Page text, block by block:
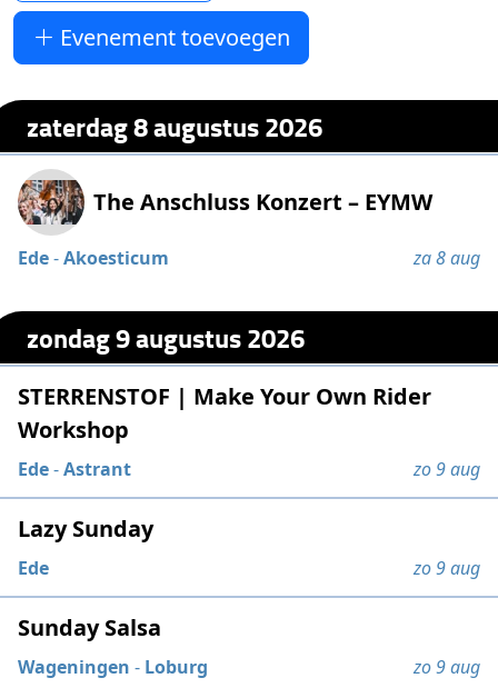
Evenement toevoegen
zaterdag 8 augustus 2026
The Anschluss Konzert – EYMW
Ede-Akoesticum za 8 aug
zondag 9 augustus 2026
STERRENSTOF | Make Your Own Rider
Workshop
Ede-Astrant zo 9 aug
Lazy Sunday
Ede zo 9 aug
Sunday Salsa
Wageningen - Loburg zo 9 aug